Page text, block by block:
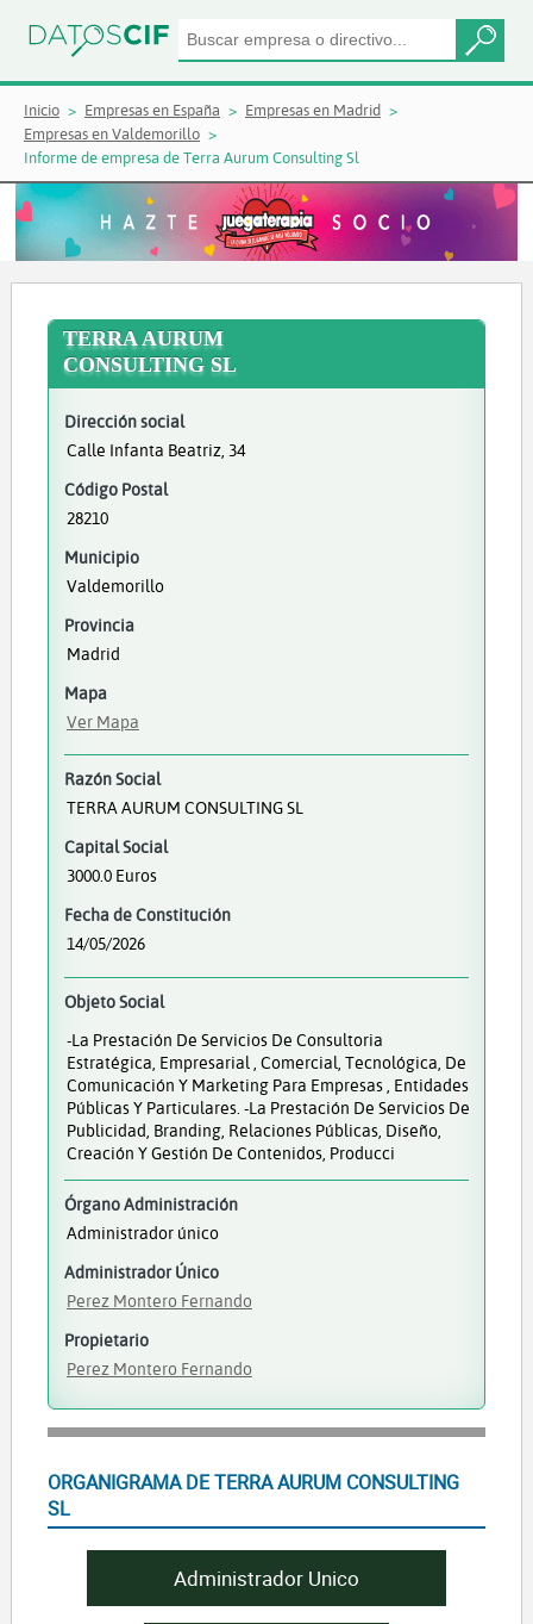
Inicio Empresas en España
Empresas en Madrid
Empresas en Valdemorillo
Informe de empresa de Terra Aurum Consulting Sl
TERRA AURUM
CONSULTING SL
Dirección social
Calle Infanta Beatriz, 34
Código Postal
28210
Municipio
Valdemorillo
Provincia
Madrid
Mapa
Ver Mapa
Razón Social
TERRA AURUM CONSULTING SL
Capital Social
3000.0 Euros
Fecha de Constitución
14/05/2026
Objeto Social
-La Prestación De Servicios De Consultoria
Estratégica, Empresarial , Comercial, Tecnológica, De
Comunicación Y Marketing Para Empresas , Entidades
Públicas Y Particulares. -La Prestación De Servicios De
Publicidad, Branding, Relaciones Públicas, Diseño,
Creación Y Gestión De Contenidos, Producci
Órgano Administración
Administrador único
Administrador Único
Perez Montero Fernando
Propietario
Perez Montero Fernando
ORGANIGRAMA DE TERRA AURUM CONSULTING
SL
Administrador Unico